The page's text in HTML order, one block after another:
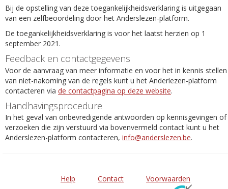
Bij de opstelling van deze toegankelijkheidsverklaring is uitgegaan
van een zelfbeoordeling door het Anderslezen-platform.
De toegankelijkheidsverklaring is voor het laatst herzien op 1
september 2021.
Feedback en contactgegevens
Voor de aanvraag van meer informatie en voor het in kennis stellen
van niet-nakoming van de regels kunt u het Anderlezen-platform
contacteren via de contactpagina op deze website.
Handhavingsprocedure
In het geval van onbevredigende antwoorden op kennisgevingen of
verzoeken die zijn verstuurd via bovenvermeld contact kunt u het
Anderslezen-platform contacteren, info@anderslezen.be.
Help Contact
Voorwaarden